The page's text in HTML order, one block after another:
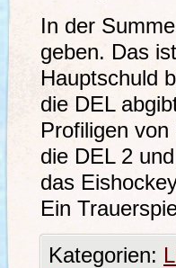
In der
geben. Das
Hauptschuld
die DEL
Profiligen
die DEL 2
das
Ein
Kategorien: